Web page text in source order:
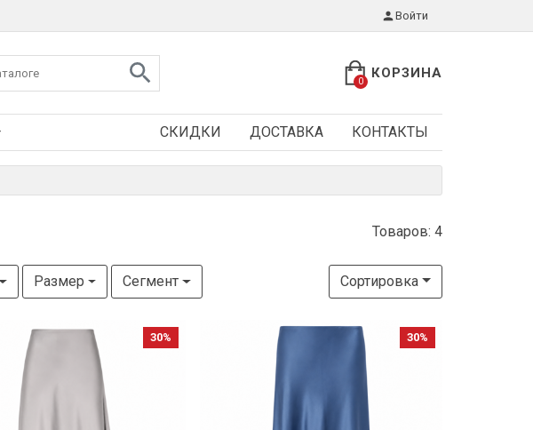
Войти
КОРЗИНА
0
СКИДКИ ДОСТАВКА КОНТАКТЫ
Товаров: 4
Размер Сегмент Сортировка
30% 30%